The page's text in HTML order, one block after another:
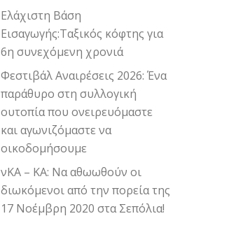
Ελάχιστη Βάση
Εισαγωγής:Ταξικός κόφτης για
6η συνεχόμενη χρονιά
Φεστιβάλ Αναιρέσεις 2026: Ένα
παράθυρο στη συλλογική
ουτοπία που ονειρευόμαστε
και αγωνιζόμαστε να
οικοδομήσουμε
νΚΑ – ΚΑ: Να αθωωθούν οι
διωκόμενοι από την πορεία της
17 Νοέμβρη 2020 στα Σεπόλια!